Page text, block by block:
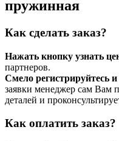
пружинная
Как сделать заказ?
Нажать кнопку узнать
партнеров.
Смело регистрируйтесь и
заявки менеджер сам Вам
деталей и
Как оплатить заказ?